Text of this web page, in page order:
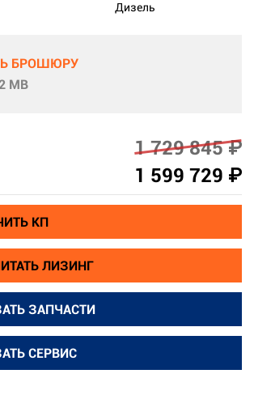
Дизель
БРОШЮРУ
MB
1 729 845 ₽
1 599 729 ₽
КП
ЛИЗИНГ
ЗАПЧАСТИ
СЕРВИС